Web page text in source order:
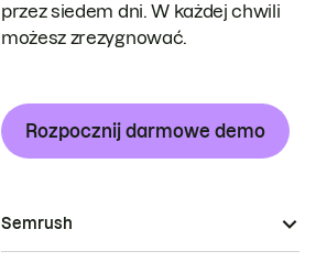
przez siedem dni. W każdej chwili
możesz zrezygnować.
Rozpocznij darmowe demo
Semrush